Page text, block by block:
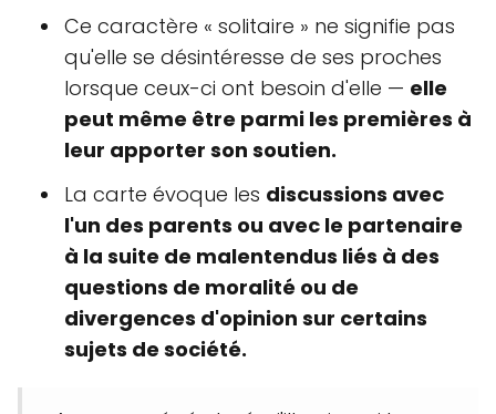
Ce caractère « solitaire » ne signifie pas
qu'elle se désintéresse de ses proches
lorsque ceux-ci ont besoin d'elle — elle
peut même être parmi les premières à
leur apporter son soutien.
La carte évoque les discussions avec
l'un des parents ou avec le partenaire
à la suite de malentendus liés à des
questions de moralité ou de
divergences d'opinion sur certains
sujets de société.